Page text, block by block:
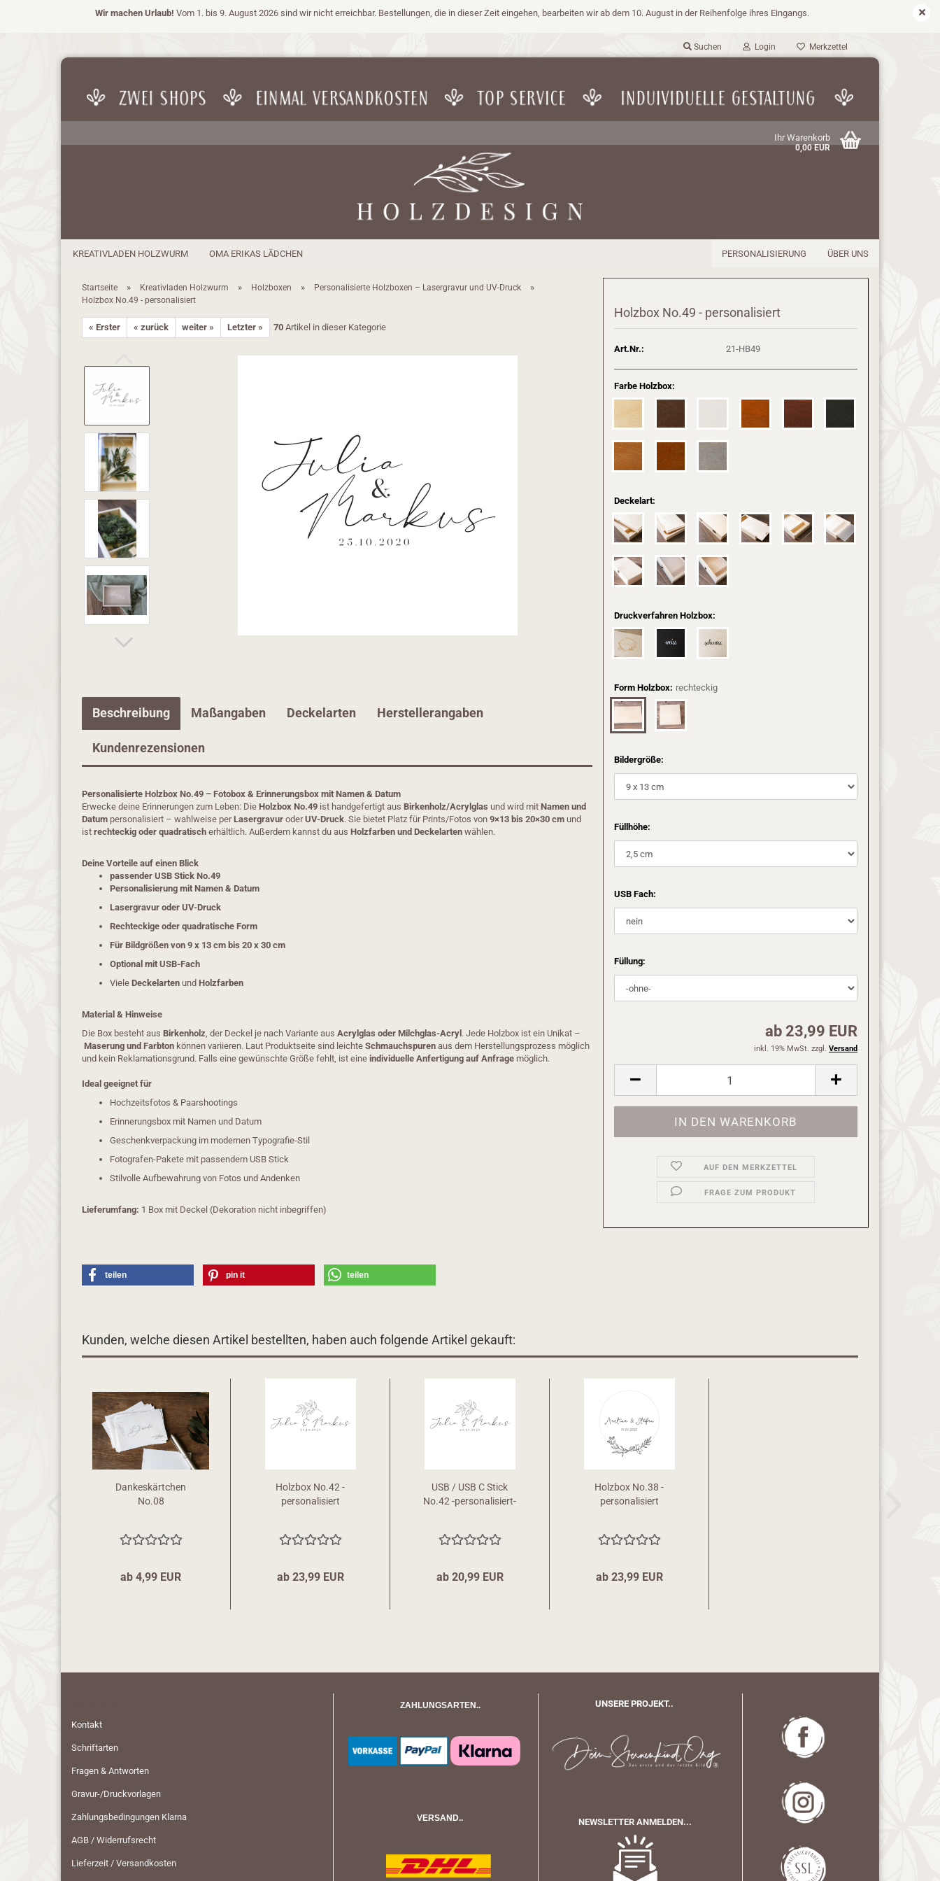
Suchen Login Merkzettel
Ihr Warenkorb
0,00 EUR
Wir machen Urlaub! Vom 1. bis 9. August 2026 sind wir nicht erreichbar. Bestellungen, die in dieser Zeit eingehen, bearbeiten wir ab dem 10. August in der Reihenfolge ihres Eingangs.
KREATIVLADEN HOLZWURM OMA ERIKAS LÄDCHEN PERSONALISIERUNG ÜBER UNS
Startseite » Kreativladen Holzwurm » Holzboxen » Personalisierte Holzboxen – Lasergravur und UV-Druck »
Holzbox No.49 - personalisiert
« Erster « zurück weiter » Letzter » 70 Artikel in dieser Kategorie
Holzbox No.49 - personalisiert
Art.Nr.: 21-HB49
Farbe Holzbox:
Deckelart:
Druckverfahren Holzbox:
Form Holzbox: rechteckig
Bildergröße:
Füllhöhe:
USB Fach:
Füllung:
ab 23,99 EUR
inkl. 19% MwSt. zzgl. Versand
AUF DEN MERKZETTEL
FRAGE ZUM PRODUKT
Beschreibung Maßangaben Deckelarten Herstellerangaben
Kundenrezensionen
Personalisierte Holzbox No.49 – Fotobox & Erinnerungsbox mit Namen & Datum
Erwecke deine Erinnerungen zum Leben: Die Holzbox No.49 ist handgefertigt aus Birkenholz/Acrylglas und wird mit Namen und
Datum personalisiert – wahlweise perLasergravur oderUV-Druck. Sie bietet Platz für Prints/Fotos von 9×13 bis 20×30 cm und
ist rechteckig oder quadratisch erhältlich. Außerdem kannst du aus Holzfarben und Deckelarten wählen.
Deine Vorteile auf einen Blick
passender USB Stick No.49
Personalisierung mit Namen & Datum
Lasergravur oder UV-Druck
Rechteckige oder quadratische Form
Für Bildgrößen von 9 x 13 cm bis 20 x 30 cm
Optional mit USB-Fach
Viele Deckelarten und Holzfarben
Material & Hinweise
Die Box besteht aus Birkenholz, der Deckel je nach Variante aus Acrylglas oder Milchglas-Acryl . Jede Holzbox ist ein Unikat –
Maserung und Farbton können variieren. Laut Produktseite sind leichte Schmauchspuren aus dem Herstellungsprozess möglich
und kein Reklamationsgrund. Falls eine gewünschte Größe fehlt, ist eine individuelle Anfertigung auf Anfrage möglich.
Ideal geeignet für
Hochzeitsfotos & Paarshootings
Erinnerungsbox mit Namen und Datum
Geschenkverpackung im modernen Typografie-Stil
Fotografen-Pakete mit passendem USB Stick
Stilvolle Aufbewahrung von Fotos und Andenken
Lieferumfang: 1 Box mit Deckel (Dekoration nicht inbegriffen)
teilen pin it teilen
Kunden, welche diesen Artikel bestellten, haben auch folgende Artikel gekauft:
Dankeskärtchen
No.08
ab 4,99 EUR
Holzbox No.42 -
personalisiert
ab 23,99 EUR
USB / USB C Stick
No.42 -personalisiert-
ab 20,99 EUR
Holzbox No.38 -
personalisiert
ab 23,99 EUR
Kontakt
Schriftarten
Fragen & Antworten
Gravur-/Druckvorlagen
Zahlungsbedingungen Klarna
AGB / Widerrufsrecht
Lieferzeit / Versandkosten
ZAHLUNGSARTEN..
VERSAND..
UNSERE PROJEKT..
NEWSLETTER ANMELDEN...